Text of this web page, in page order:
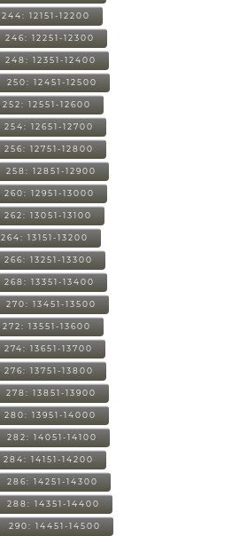
244: 12151-12200
246: 12251-12300
248: 12351-12400
250: 12451-12500
252: 12551-12600
254: 12651-12700
256: 12751-12800
258: 12851-12900
260: 12951-13000
262: 13051-13100
264: 13151-13200
266: 13251-13300
268: 13351-13400
270: 13451-13500
272: 13551-13600
274: 13651-13700
276: 13751-13800
278: 13851-13900
280: 13951-14000
282: 14051-14100
284: 14151-14200
286: 14251-14300
288: 14351-14400
290: 14451-14500